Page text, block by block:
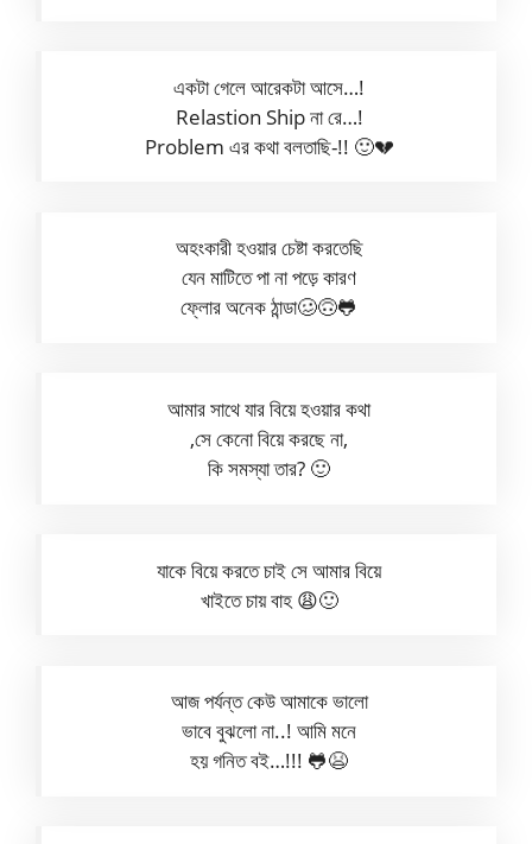
একটা গেলে আরেকটা আসে…!
Relastion Ship না রে…!
Problem এর কথা বলতাছি-!! 🙂💔
অহংকারী হওয়ার চেষ্টা করতেছি
যেন মাটিতে পা না পড়ে কারণ
ফ্লোর অনেক ঠান্ডা🥴🙃🐸
আমার সাথে যার বিয়ে হওয়ার কথা
,সে কেনো বিয়ে করছে না,
কি সমস্যা তার? 🙂
যাকে বিয়ে করতে চাই সে আমার বিয়ে
খাইতে চায় বাহ 😩🙂
আজ পর্যন্ত কেউ আমাকে ভালো
ভাবে বুঝলো না..! আমি মনে
হয় গনিত বই…!!! 🐸😫